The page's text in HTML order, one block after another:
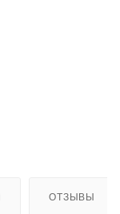
ОТЗЫВЫ